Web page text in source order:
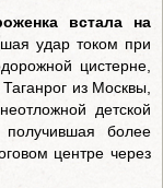
встала на
удар током при
цистерне,
из Москвы,
детской
получившая более
центре через